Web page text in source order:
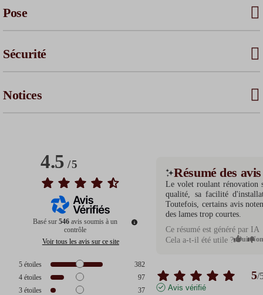
Pose
Sécurité
Notices
4.5/5
Basé sur546 avis soumis à un
contrôle
Voir tous les avis sur ce site
5étoiles
382
4étoiles
97
3étoiles
37
Résumé des avis
Le volet roulant rénovation
qualité, sa facilité
Toutefois, certains avis
des lames trop courtes.
Ce résumé est généré par IA
Cela a-t-il été utile ? Oui
5/
Avis vérifié